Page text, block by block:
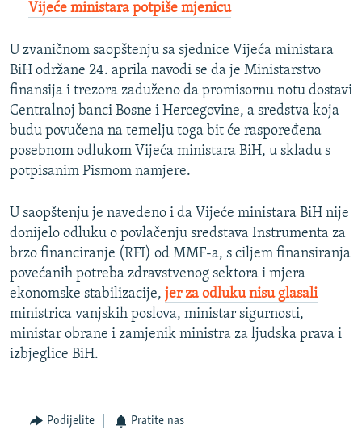
Vijeće ministara potpiše mjenicu​
U zvaničnom saopštenju sa sjednice Vijeća ministara
BiH održane 24. aprila navodi se da je Ministarstvo
finansija i trezora zaduženo da promisornu notu dostavi
Centralnoj banci Bosne i Hercegovine, a sredstva koja
budu povučena na temelju toga bit će raspoređena
posebnom odlukom Vijeća ministara BiH, u skladu s
potpisanim Pismom namjere.
U saopštenju je navedeno i da Vijeće ministara BiH nije
donijelo odluku o povlačenju sredstava Instrumenta za
brzo financiranje (RFI) od MMF-a, s ciljem finansiranja
povećanih potreba zdravstvenog sektora i mjera
ekonomske stabilizacije, jer za odluku nisu glasali
ministrica vanjskih poslova, ministar sigurnosti,
ministar obrane i zamjenik ministra za ljudska prava i
izbjeglice BiH.
Podijelite Pratite nas